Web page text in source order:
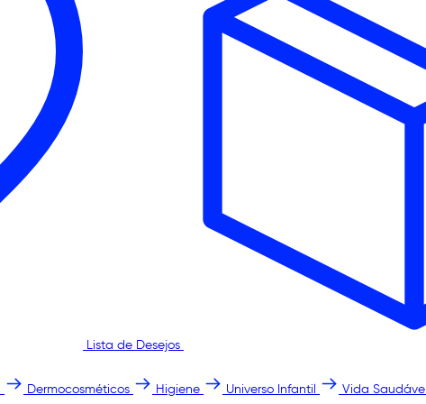
Lista de Desejos
Dermocosméticos Higiene Universo Infantil Vida Saudável